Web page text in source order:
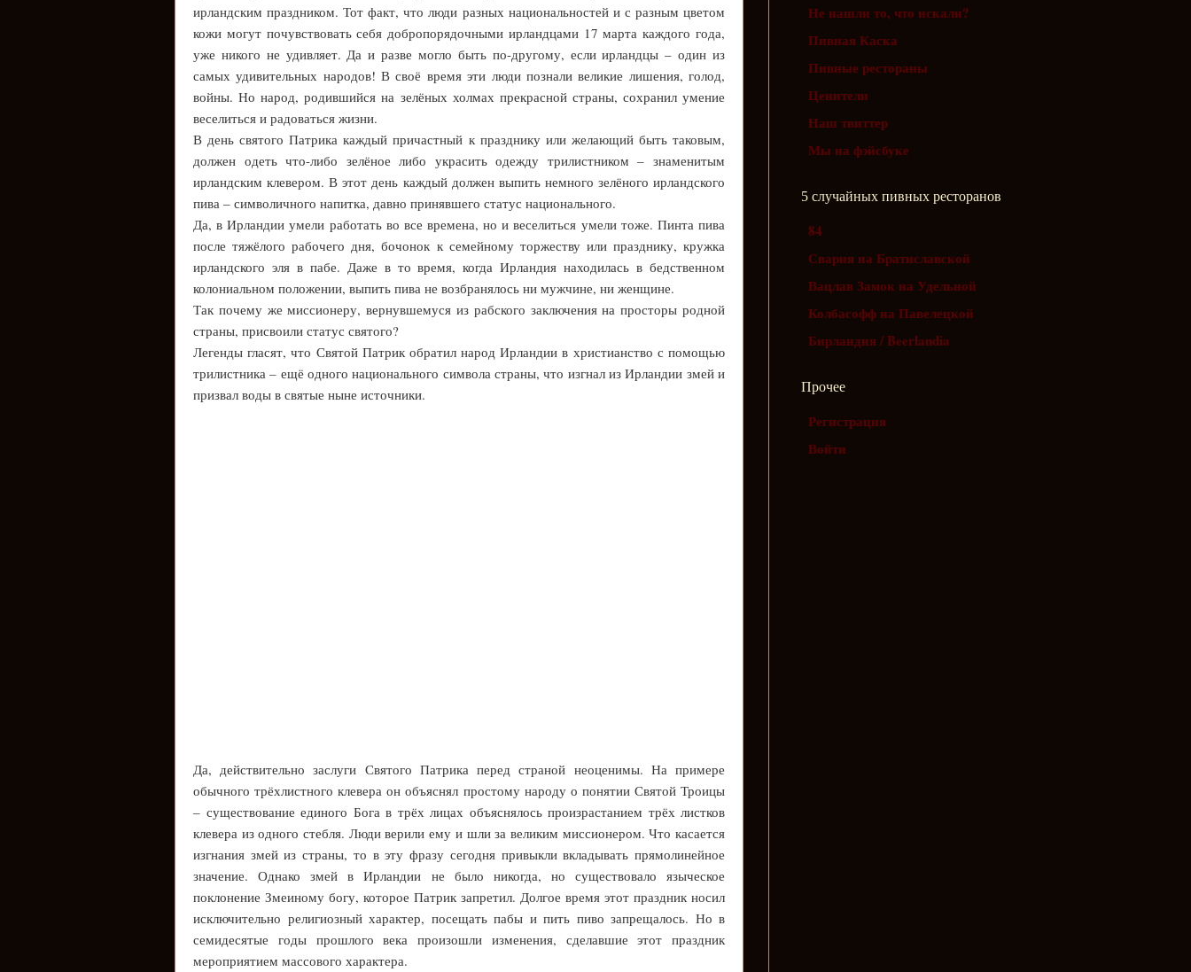
ирландским праздником. Тот факт, что люди разных национальностей и с разным цветом
кожи могут почувствовать себя добропорядочными ирландцами 17 марта каждого года,
уже никого не удивляет. Да и разве могло быть по-другому, если ирландцы – один из
самых удивительных народов! В своё время эти люди познали великие лишения, голод,
войны. Но народ, родившийся на зелёных холмах прекрасной страны, сохранил умение
веселиться и радоваться жизни.
В день святого Патрика каждый причастный к празднику или желающий быть таковым,
должен одеть что-либо зелёное либо украсить одежду трилистником – знаменитым
ирландским клевером. В этот день каждый должен выпить немного зелёного ирландского
пива – символичного напитка, давно принявшего статус национального.
Да, в Ирландии умели работать во все времена, но и веселиться умели тоже. Пинта пива
после тяжёлого рабочего дня, бочонок к семейному торжеству или празднику, кружка
ирландского эля в пабе. Даже в то время, когда Ирландия находилась в бедственном
колониальном положении, выпить пива не возбранялось ни мужчине, ни женщине.
Так почему же миссионеру, вернувшемуся из рабского заключения на просторы родной
страны, присвоили статус святого?
Легенды гласят, что Святой Патрик обратил народ Ирландии в христианство с помощью
трилистника – ещё одного национального символа страны, что изгнал из Ирландии змей и
призвал воды в святые ныне источники.
Да, действительно заслуги Святого Патрика перед страной неоценимы. На примере
обычного трёхлистного клевера он объяснял простому народу о понятии Святой Троицы
– существование единого Бога в трёх лицах объяснялось произрастанием трёх листков
клевера из одного стебля. Люди верили ему и шли за великим миссионером. Что касается
изгнания змей из страны, то в эту фразу сегодня привыкли вкладывать прямолинейное
значение. Однако змей в Ирландии не было никогда, но существовало языческое
поклонение Змеиному богу, которое Патрик запретил. Долгое время этот праздник носил
исключительно религиозный характер, посещать пабы и пить пиво запрещалось. Но в
семидесятые годы прошлого века произошли изменения, сделавшие этот праздник
мероприятием массового характера.
Не нашли то, что искали?
Пивная Каска
Пивные рестораны
Ценители
Наш твиттер
Мы на фэйсбуке
5 случайных пивных ресторанов
84
Сварня на Братиславской
Вацлав Замок на Удельной
Колбасофф на Павелецкой
Бирландия / Beerlandia
Прочее
Регистрация
Войти